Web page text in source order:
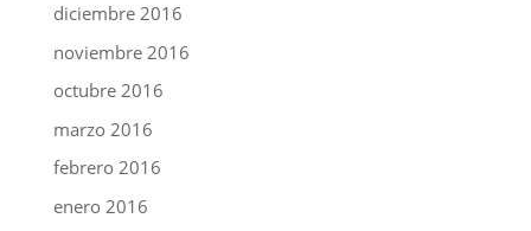
diciembre 2016
noviembre 2016
octubre 2016
marzo 2016
febrero 2016
enero 2016